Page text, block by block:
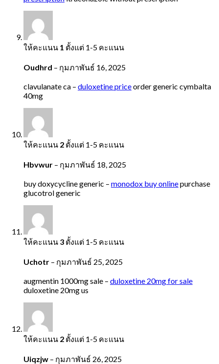
ให้คะแนน 1 ตั้งแต่ 1-5 คะแนน
Oudhrd – กุมภาพันธ์ 16, 2025
clavulanate ca – duloxetine priceorder generic cymbalta
40mg
ให้คะแนน 2 ตั้งแต่ 1-5 คะแนน
Hbvwur – กุมภาพันธ์ 18, 2025
buy doxycycline generic – monodox buy onlinepurchase
glucotrol generic
ให้คะแนน 3 ตั้งแต่ 1-5 คะแนน
Uchotr – กุมภาพันธ์ 25, 2025
augmentin 1000mg sale – duloxetine 20mg for sale
duloxetine 20mg us
ให้คะแนน 2 ตั้งแต่ 1-5 คะแนน
Uiqzjw – กุมภาพันธ์ 26, 2025